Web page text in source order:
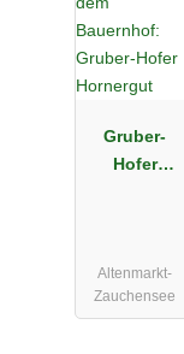
Gruber-
Hofer
Altenmarkt-
Zauchensee